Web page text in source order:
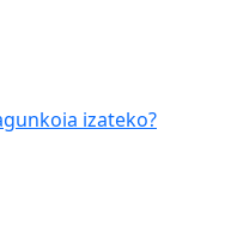
izateko?